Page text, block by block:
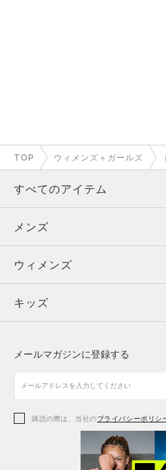
TOP ウィメンズ＋ガールズ
すべてのアイテム
メンズ
ウィメンズ
キッズ
アクセサリー
メンズ
トップス
ボトムス
アクセサリー
ウィメンズ
トップス
シューズ
アクセサリー
キッズ
シューズ
メールマガジンに登録する
購読の際は、当社のプライバシーポリシ